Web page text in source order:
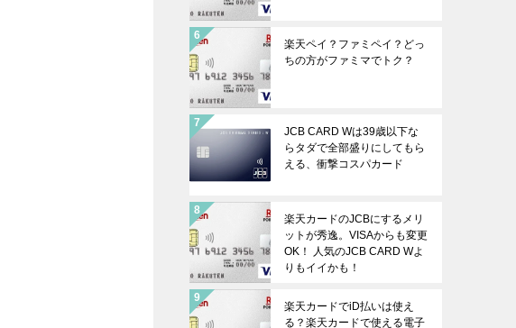
楽天ペイ？ファミペイ？どっ
ちの方がファミマでトク？
JCB CARD Wは39歳以下な
らタダで全部盛りにしてもら
える、衝撃コスパカード
楽天カードのJCBにするメリ
ットが秀逸。VISAからも変更
OK！ 人気のJCB CARD Wよ
りもイイかも！
楽天カードでiD払いは使え
る？楽天カードで使える電子